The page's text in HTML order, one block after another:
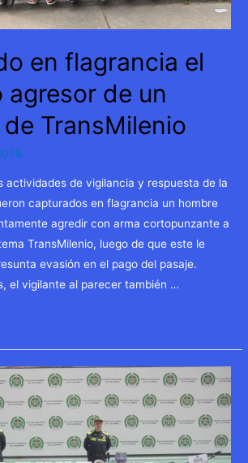
en flagrancia el
agresor de un
TransMilenio
actividades de vigilancia y respuesta de la
capturados en flagrancia un hombre
agredir con arma cortopunzante a
TransMilenio, luego de que este le
evasión en el pago del pasaje.
el vigilante al parecer también …